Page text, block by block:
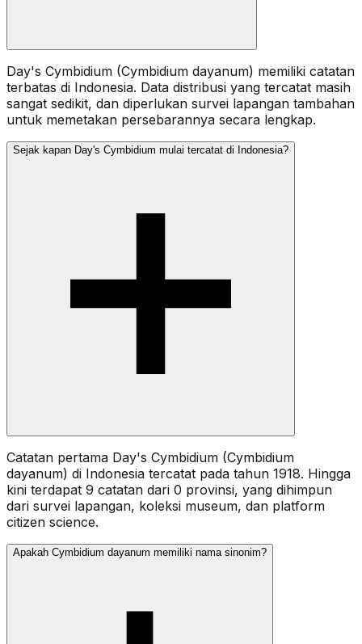
Day's Cymbidium (Cymbidium dayanum) memiliki catatan
terbatas di Indonesia. Data distribusi yang tercatat masih
sangat sedikit, dan diperlukan survei lapangan tambahan
untuk memetakan persebarannya secara lengkap.
Sejak kapan Day's Cymbidium mulai tercatat di Indonesia?
Catatan pertama Day's Cymbidium (Cymbidium
dayanum) di Indonesia tercatat pada tahun 1918. Hingga
kini terdapat 9 catatan dari 0 provinsi, yang dihimpun
dari survei lapangan, koleksi museum, dan platform
citizen science.
Apakah Cymbidium dayanum memiliki nama sinonim?